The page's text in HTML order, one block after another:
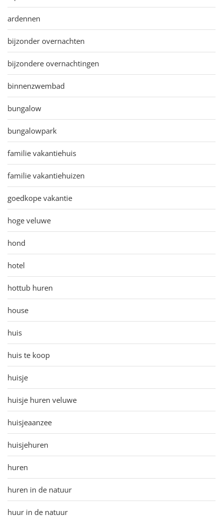
ardennen
bijzonder overnachten
bijzondere overnachtingen
binnenzwembad
bungalow
bungalowpark
familie vakantiehuis
familie vakantiehuizen
goedkope vakantie
hoge veluwe
hond
hotel
hottub huren
house
huis
huis te koop
huisje
huisje huren veluwe
huisjeaanzee
huisjehuren
huren
huren in de natuur
huur in de natuur